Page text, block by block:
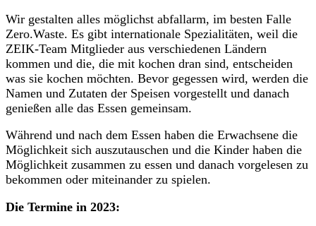
Wir gestalten alles möglichst abfallarm, im besten Falle
Zero.Waste. Es gibt internationale Spezialitäten, weil die
ZEIK-Team Mitglieder aus verschiedenen Ländern
kommen und die, die mit kochen dran sind, entscheiden
was sie kochen möchten. Bevor gegessen wird, werden die
Namen und Zutaten der Speisen vorgestellt und danach
genießen alle das Essen gemeinsam.
Während und nach dem Essen haben die Erwachsene die
Möglichkeit sich auszutauschen und die Kinder haben die
Möglichkeit zusammen zu essen und danach vorgelesen zu
bekommen oder miteinander zu spielen.
Die Termine in 2023: